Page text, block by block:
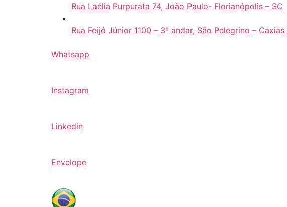
Rua Laélia Purpurata 74, João Paulo- Florianópolis – SC
Rua Feijó Júnior 1100 – 3º andar, São Pelegrino –
Whatsapp
Instagram
Linkedin
Envelope